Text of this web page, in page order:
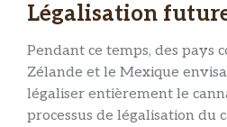
Légalisation
Pendant ce temps, des pays
Zélande et le Mexique
légaliser entièrement le
processus de légalisation du